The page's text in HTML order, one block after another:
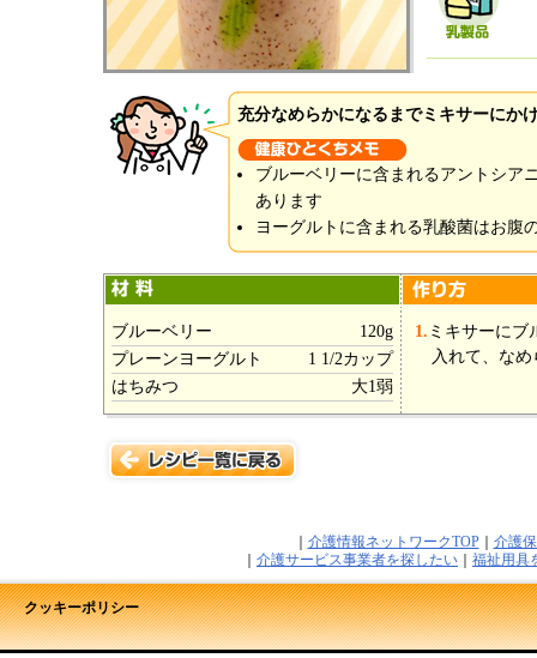
充分なめらかになるまでミキサーにか
ブルーベリーに含まれるアントシア
あります
ヨーグルトに含まれる乳酸菌はお腹
ブルーベリー
120g
プレーンヨーグルト
1 1/2カップ
はちみつ
大1弱
1. ミキサーにブ
入れて、な
介護情報ネットワークTOP｜ 介護
介護サービス事業者を探したい 福祉用具
クッキーポリシー